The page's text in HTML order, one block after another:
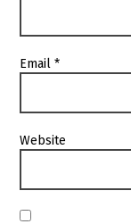
Email*
Website